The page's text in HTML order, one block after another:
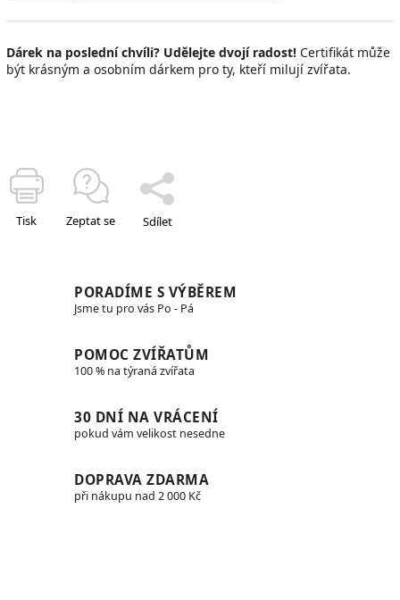
Dárek na poslední chvíli? Udělejte dvojí radost! Certifikát může
být krásným a osobním dárkem pro ty, kteří milují zvířata.
Tisk Zeptat se Sdílet
PORADÍME S VÝBĚREM
Jsme tu pro vás Po - Pá
POMOC ZVÍŘATŮM
100 % na týraná zvířata
30 DNÍ NA VRÁCENÍ
pokud vám velikost nesedne
DOPRAVA ZDARMA
při nákupu nad 2 000 Kč